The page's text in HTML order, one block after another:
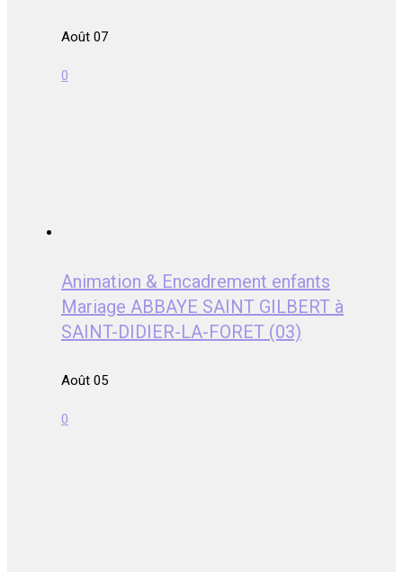
Août 07
0
Animation & Encadrement enfants
Mariage ABBAYE SAINT GILBERT à
SAINT-DIDIER-LA-FORET (03)
Août 05
0